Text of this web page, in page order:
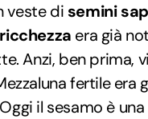
veste di semini
ricchezza era già
Anzi, ben prima,
fertile
il sesamo è una